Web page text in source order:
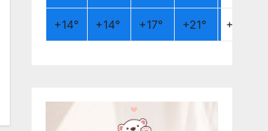
+14° +14° +17° +21° +